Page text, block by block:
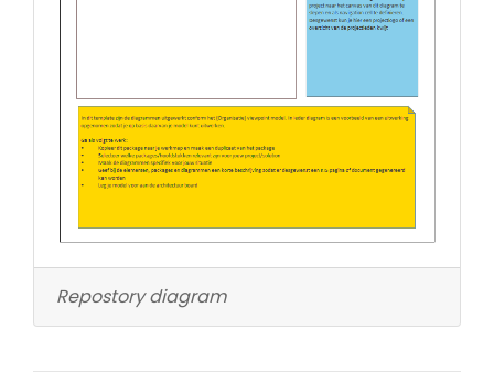
Repostory diagram